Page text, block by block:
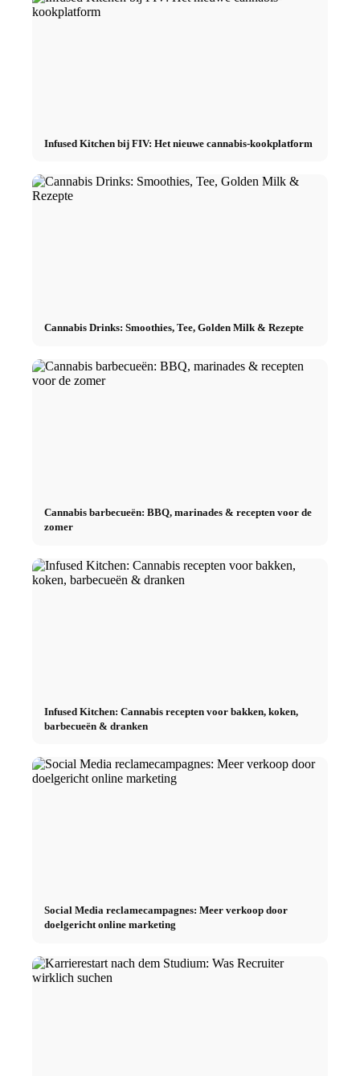
Infused Kitchen bij FIV: Het nieuwe cannabis-kookplatform
Cannabis Drinks: Smoothies, Tee, Golden Milk & Rezepte
Cannabis barbecueën: BBQ, marinades & recepten voor de
zomer
Infused Kitchen: Cannabis recepten voor bakken, koken,
barbecueën & dranken
Social Media reclamecampagnes: Meer verkoop door
doelgericht online marketing